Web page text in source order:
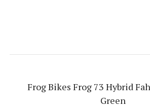
Frog Bikes Frog 73 Hybrid
Green